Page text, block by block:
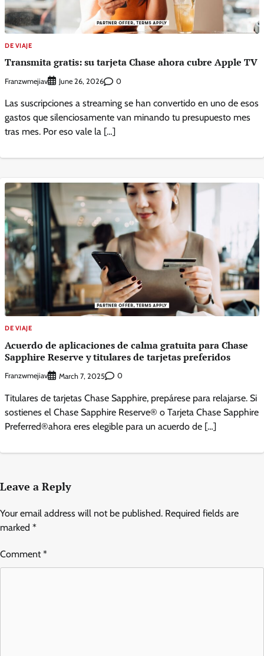
DE VIAJE
Transmita gratis: su tarjeta Chase ahora cubre Apple TV
Franzwmejiav June 26, 2026 0
Las suscripciones a streaming se han convertido en uno de esos
gastos que silenciosamente van minando tu presupuesto mes
tras mes. Por eso vale la […]
DE VIAJE
Acuerdo de aplicaciones de calma gratuita para Chase
Sapphire Reserve y titulares de tarjetas preferidos
Franzwmejiav March 7, 2025 0
Titulares de tarjetas Chase Sapphire, prepárese para relajarse. Si
sostienes el Chase Sapphire Reserve® o Tarjeta Chase Sapphire
Preferred®ahora eres elegible para un acuerdo de […]
Leave a Reply
Your email address will not be published. Required fields are
marked *
Comment*